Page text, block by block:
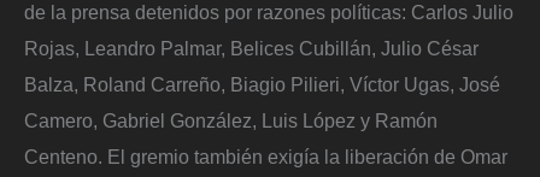
de la prensa detenidos por razones políticas: Carlos Julio
Rojas, Leandro Palmar, Belices Cubillán, Julio César
Balza, Roland Carreño, Biagio Pilieri, Víctor Ugas, José
Camero, Gabriel González, Luis López y Ramón
Centeno. El gremio también exigía la liberación de Omar